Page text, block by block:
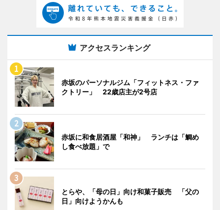
アクセスランキング
赤坂のパーソナルジム「フィットネス・ファ
クトリー」 22歳店主が2号店
赤坂に和食居酒屋「和神」 ランチは「鯛め
し食べ放題」で
とらや、「母の日」向け和菓子販売 「父の
日」向けようかんも